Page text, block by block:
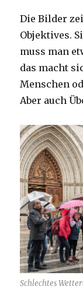
Die Bilder
Objektives.
muss man
das macht
Menschen
Aber auch
Schlechtes